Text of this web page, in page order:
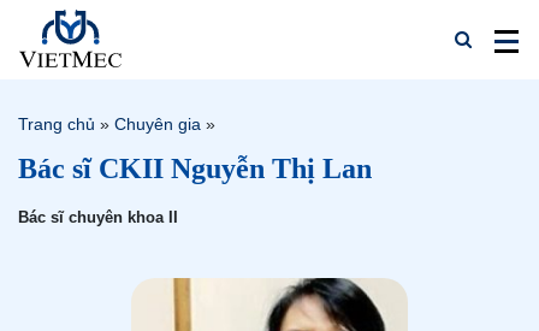
Trang chủ » Chuyên gia »
Bác sĩ CKII Nguyễn Thị Lan
Bác sĩ chuyên khoa II